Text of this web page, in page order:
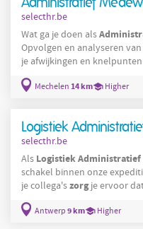
een efficiënte
selecthr.be
Wat ga je doen als
Opvolgen en analyseren
je afwijkingen en knelpunten
ondersteunen van transportactiviteiten
en opvolgen van non-
Probleemoplossing bij
Mechelen 14 km Higher
Logistiek
selecthr.be
Als LogistiekAdministratief
schakel binnen onze
je collega'szorgje ervoor
efficiënt en nauwkeurig
CustomerService en krijgt
Antwerp 9 km Higher